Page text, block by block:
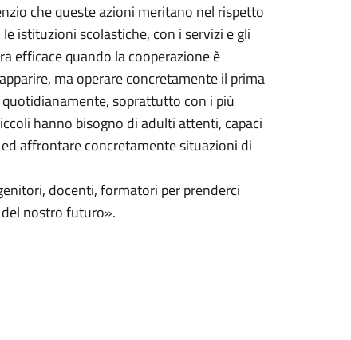
che queste azioni meritano nel rispetto
istituzioni scolastiche, con i servizi e gli
efficace quando la cooperazione è
ma operare concretamente il prima
soprattutto con i più
hanno bisogno di adulti attenti, capaci
affrontare concretamente situazioni di
docenti, formatori per prenderci
nostro futuro».